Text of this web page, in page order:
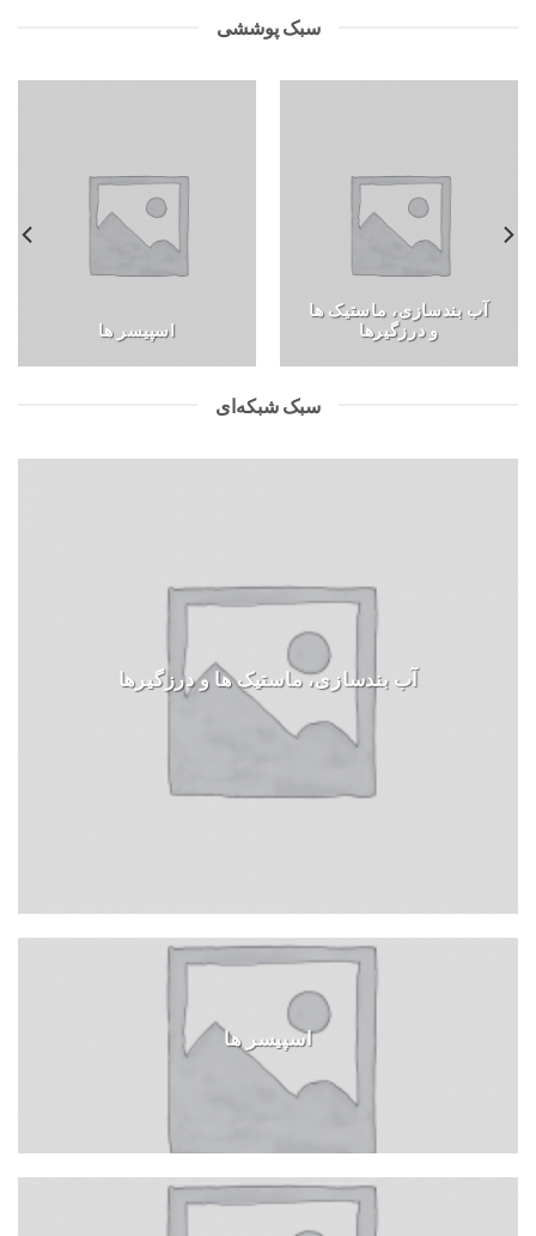
سبک پوششی
آب بندسازی، ماستیک ها
و درزگیرها
اسپیسر ها
سبک شبکه‌ای
آب بندسازی، ماستیک ها و درزگیرها
اسپیسر ها